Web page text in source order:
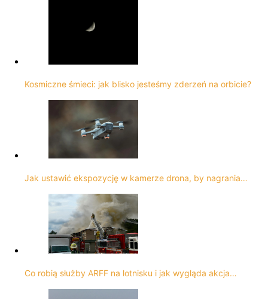
Kosmiczne śmieci: jak blisko jesteśmy zderzeń na orbicie?
Jak ustawić ekspozycję w kamerze drona, by nagrania…
Co robią służby ARFF na lotnisku i jak wygląda akcja…